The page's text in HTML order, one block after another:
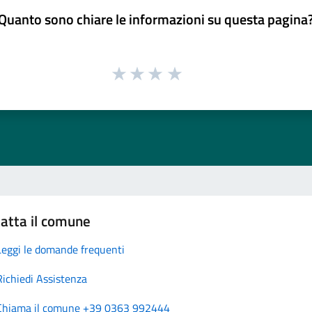
sono chiare le informazioni su questa
il comune
le domande frequenti
Assistenza
il comune +39 0363 992444